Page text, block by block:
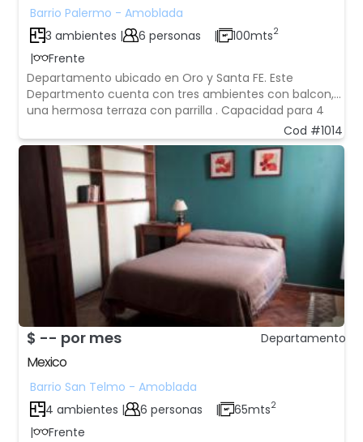
Barrio Palermo - Amoblada
3 ambientes |
6 personas | 100mts2
|
Frente
Departamento ubicado en Oro y Santa FE. Este
Departmento cuenta con tres ambientes con balcon,
una hermosa terraza con parrilla . Capacidad para 4
personas. El mismo es amplio y muy luminoso con vista
abierta en todos los ambientes. El depto cuenta con
dos dormitorios con dos banos , uno es toile
Cod #1014
$ -- por mes Departamento
Mexico
Barrio San Telmo - Amoblada
4 ambientes |
6 personas | 65mts2
|
Frente